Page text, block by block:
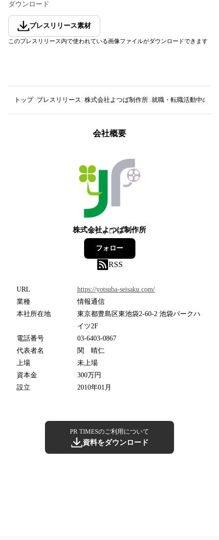
ダウンロード
プレスリリース素材
このプレスリリース内で使われている画像ファイルがダウンロードできます
トップ プレスリリース 株式会社よつば制作所 就職・転職活動中のZ
会社概要
株式会社よつば制作所
1フォロワー
フォロー
RSS
URL
https://yotsuba-seisaku.com/
業種
情報通信
本社所在地
東京都豊島区東池袋2-60-2 池袋パークハ
イツ2F
電話番号
03-6403-0867
代表者名
関 晴仁
上場
未上場
資本金
300万円
設立
2010年01月
PR TIMESのご利用について
資料をダウンロード